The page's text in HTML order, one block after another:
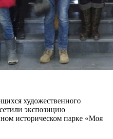
художественного
экспозицию
историческом парке «Моя